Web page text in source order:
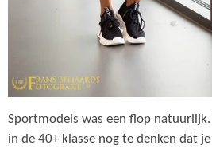
Sportmodels was een flop
in de 40+ klasse nog te denken dat